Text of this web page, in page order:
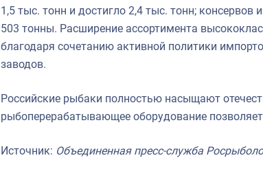
1,5 тыс. тонн и достигло 2,4 тыс. тонн;
503 тонны. Расширение ассортимента
благодаря сочетанию активной политики
заводов.
Российские рыбаки полностью насыщают
рыбоперерабатывающее оборудование
Источник: Объединенная пресс-служба